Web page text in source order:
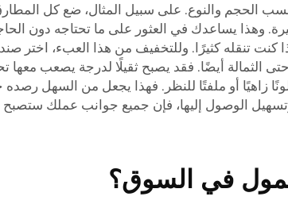
الحجم والنوع. على سبيل المثال، ضع كل
وهذا يساعدك في العثور على ما تحتاجه دون
تنقله كثيرًا. وللتخفيف من هذا العبء، اختر
الثمالة أيضًا. فقد يصبح ثقيلًا لدرجة يصعب معها
زاهيًا أو ملفتًا للنظر. فهذا يجعل من السهل
الوصول إليها، فإن جميع جوانب عملك
في السوق؟